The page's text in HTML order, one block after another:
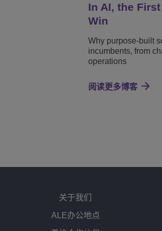
In AI, the
Win
Why purpose-built
incumbents, from
operations
阅读更多博客
关于我们
ALE办公地点